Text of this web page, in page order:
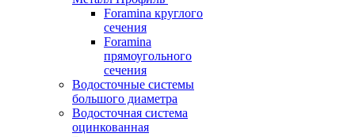
Foramina круглого
сечения
Foramina
прямоугольного
сечения
Водосточные системы
большого диаметра
Водосточная система
оцинкованная